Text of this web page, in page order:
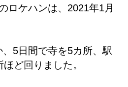
ロケハンは、2021年1月
5日間で寺を5カ所、駅
ど回りました。